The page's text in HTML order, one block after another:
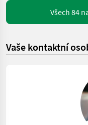
Všech 84
Vaše kontaktní